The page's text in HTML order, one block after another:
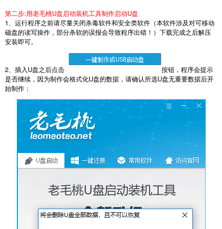
第二步:用老毛桃U盘启动装机工具制作启动U盘
1、运行程序之前请尽量关闭杀毒软件和安全类软件（本软件涉及对可移动
磁盘的读写操作，部分杀软的误报会导致程序出错！）下载完成之后解压
安装即可。
2、插入U盘之后点击
按钮，程序会提示
是否继续，因为制作会格式化U盘的数据，请确认所选U盘无重要数据后开
始制作：